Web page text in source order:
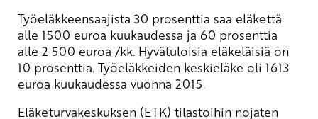
Työeläkkeensaajista 30 prosenttia saa eläkettä
alle 1500 euroa kuukaudessa ja 60 prosenttia
alle 2 500 euroa /kk. Hyvätuloisia eläkeläisiä on
10 prosenttia. Työeläkkeiden keskieläke oli 1613
euroa kuukaudessa vuonna 2015.
Eläketurvakeskuksen (ETK) tilastoihin nojaten